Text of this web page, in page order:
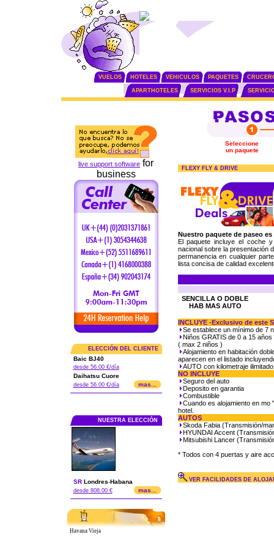
VUELOS HOTELES VEHICULOS PAQUETES
APARTHOTELES SERVICIOS V.I.P
live support software for
business
ELECCIÓN DEL CLIENTE
Baic BJ40
desde 56.00 €/día
Daihatsu Cuore
desde 56.00 €/día mas...
NUESTRA ELECCIÓN
SR Londres-Habana
desde 808.00 € mas...
Havana Vieja
Seleccione
un paquete
FLEXY FLY & DRIVE
Nuestro paquete de paseo
El paquete incluye el coche
nacional sobre la presentación
permanencia en cualquier
lista concisa de calidad
SENCILLA O DOBLE
HAB MAS AUTO
INCLUYE -Exclusivo de este
Se establece un mínimo de 7
Niños GRATIS de 0 a 15
( max 2 niños )
Alojamiento en habitación
aparecen en el listado
AUTO con kilometraje ilimitado
NO INCLUYE
Seguro del auto
Deposito en garantia
Combustible
Cuando es alojamiento en mo
hotel.
AUTOS
Skoda Fabia (Transmisión/
HYUNDAI Accent
Mitsubishi Lancer
* Todos con 4 puertas y aire
VER FACILIDADES DE